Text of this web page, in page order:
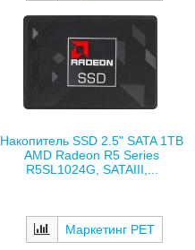
Накопитель SSD 2.5" SATA 1TB
AMD Radeon R5 Series
R5SL1024G, SATAIII,...
Маркетинг РЕТ